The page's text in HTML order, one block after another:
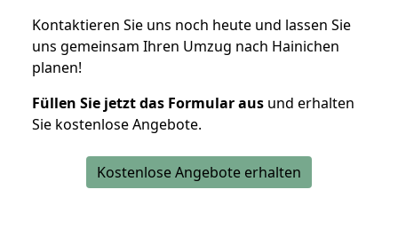
Kontaktieren Sie uns noch heute und lassen Sie
uns gemeinsam Ihren Umzug nach Hainichen
planen!
Füllen Sie jetzt das Formular aus und erhalten
Sie kostenlose Angebote.
Kostenlose Angebote erhalten